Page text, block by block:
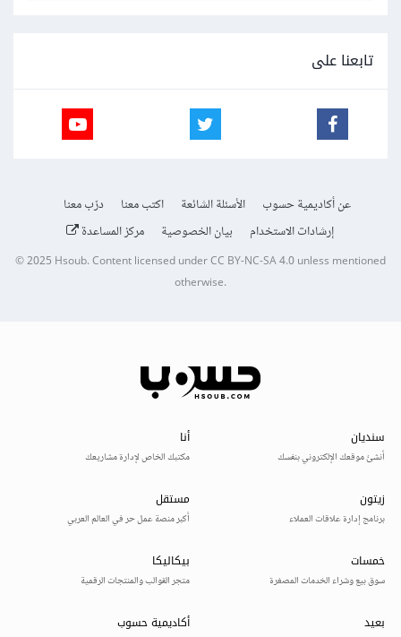
تابعنا على
عن أكاديمية حسوب الأسئلة الشائعة اكتب معنا
درّب معنا
إرشادات الاستخدام
بيان الخصوصية مركز المساعدة
© 2025Hsoub.Content licensed underCC BY-NC-SA 4.0unless mentioned
otherwise.